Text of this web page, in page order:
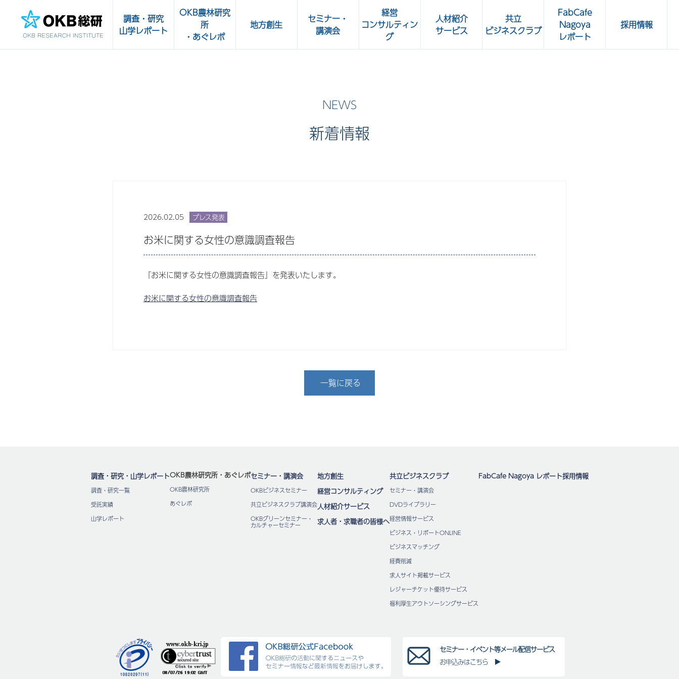
調査・研究
山学レポート
OKB農林研究
所
・あぐレポ
地方創生
セミナー・
講演会
共立ビジネスクラブ講演会
OKBグリーンセミナー・
OKBカルチャーセミナー
経営
コンサルティン
グ
人材紹介
サービス
共立
ビジネスクラブ
FabCafe
Nagoya
レポート
採用情報
新着情報
2026.02.05 プレス発表
お米に関する女性の意識調査報告
『お米に関する女性の意識調査報告』を発表いたします。
お米に関する女性の意識調査報告
一覧に戻る
調査・研究・山学レポート
調査・研究一覧
受託実績
山学レポート
OKB農林研究所・あぐレポ
OKB農林研究所
あぐレポ
セミナー・講演会
OKBビジネスセミナー
共立ビジネスクラブ講演会
OKBグリーンセミナー・
カルチャーセミナー
地方創生
経営コンサルティング
人材紹介サービス
求人者・求職者の皆様へ
共立ビジネスクラブ
セミナー・講演会
DVDライブラリー
経営情報サービス
ビジネス・リポートONLINE
ビジネスマッチング
経費削減
求人サイト掲載サービス
レジャーチケット優待サービス
福利厚⽣アウトソーシングサービス
FabCafe Nagoya レポート採用情報
セミナー・イベント等メール配信サービス
お申込みはこちら